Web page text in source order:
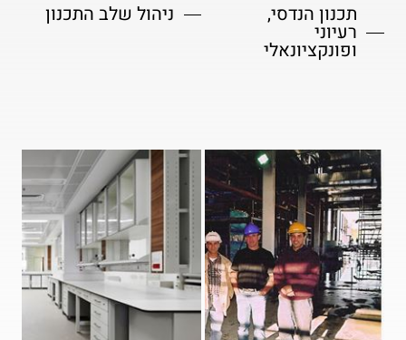
תכנון הנדסי,
רעיוני
ופונקציונאלי
ניהול שלב התכנון